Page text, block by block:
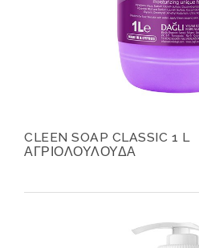
CLEEN SOAP CLASSIC 1 L
ΑΓΡΙΟΛΟΥΛΟΥΔΑ